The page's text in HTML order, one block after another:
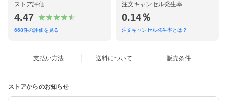
ストア評価
4.47
668件の評価を見る
注文キャンセル発生率
0.14％
注文キャンセル発生率とは？
支払い方法 送料について 販売条件
ストアからのお知らせ